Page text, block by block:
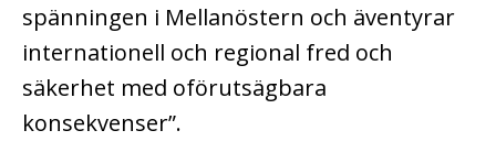
spänningen i Mellanöstern och äventyrar
internationell och regional fred och
säkerhet med oförutsägbara
konsekvenser”.